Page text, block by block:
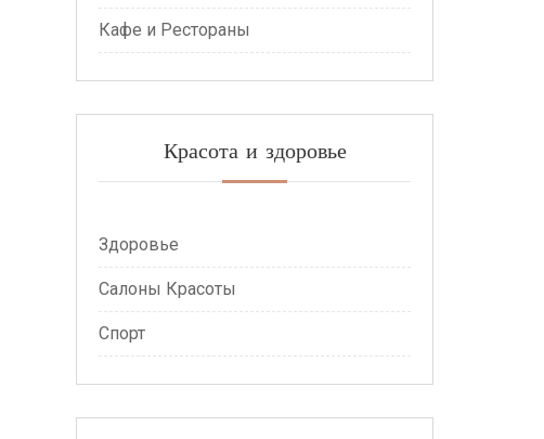
Кафе и Рестораны
Красота и здоровье
Здоровье
Салоны Красоты
Спорт